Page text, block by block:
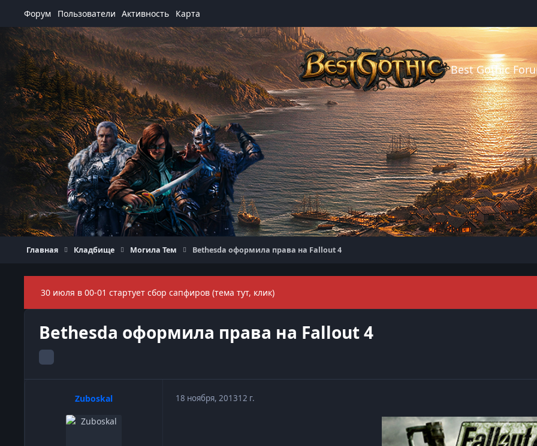
Форум Пользователи Активность Карта
Best Gothic
Главная Кладбище Могила Тем Bethesda оформила права на Fallout 4
30 июля в 00-01 стартует сбор сапфиров (тема тут, клик)
Bethesda оформила права на Fallout 4
Zuboskal 18 ноября, 201312 г.